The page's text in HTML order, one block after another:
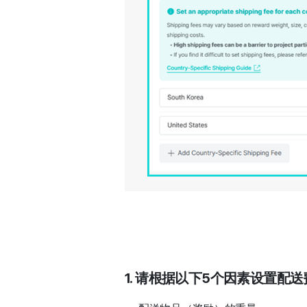
1. 请根据以下5个因素设置配送